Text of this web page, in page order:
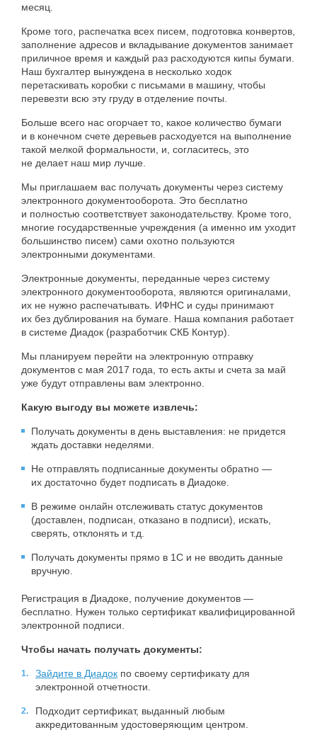
месяц.
Кроме того, распечатка всех писем, подготовка конвертов,
заполнение адресов и вкладывание документов занимает
приличное время и каждый раз расходуются кипы бумаги.
Наш бухгалтер вынуждена в несколько ходок
перетаскивать коробки с письмами в машину, чтобы
перевезти всю эту груду в отделение почты.
Больше всего нас огорчает то, какое количество бумаги
и в конечном счете деревьев расходуется на выполнение
такой мелкой формальности, и, согласитесь, это
не делает наш мир лучше.
Мы приглашаем вас получать документы через систему
электронного документооборота. Это бесплатно
и полностью соответствует законодательству. Кроме того,
многие государственные учреждения (а именно им уходит
большинство писем) сами охотно пользуются
электронными документами.
Электронные документы, переданные через систему
электронного документооборота, являются оригиналами,
их не нужно распечатывать. ИФНС и суды принимают
их без дублирования на бумаге. Наша компания работает
в системе Диадок (разработчик СКБ Контур).
Мы планируем перейти на электронную отправку
документов с мая 2017 года, то есть акты и счета за май
уже будут отправлены вам электронно.
Какую выгоду вы можете извлечь:
Получать документы в день выставления: не придется
ждать доставки неделями.
Не отправлять подписанные документы обратно —
их достаточно будет подписать в Диадоке.
В режиме онлайн отслеживать статус документов
(доставлен, подписан, отказано в подписи), искать,
сверять, отклонять и т.д.
Получать документы прямо в 1С и не вводить данные
вручную.
Регистрация в Диадоке, получение документов —
бесплатно. Нужен только сертификат квалифицированной
электронной подписи.
Чтобы начать получать документы:
Зайдите в Диадок по своему сертификату для
электронной отчетности.
Подходит сертификат, выданный любым
аккредитованным удостоверяющим центром.